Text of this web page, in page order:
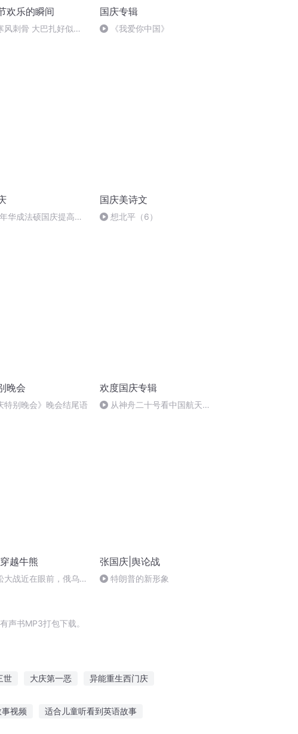
欢乐的瞬间
风刺骨 大巴扎好似温
国庆专辑
《我爱你中国》
华成法硕国庆提高班
国庆美诗文
想北平（6）
晚会
特别晚会》晚会结尾语
欢度国庆专辑
从神舟二十号看中国航天
越牛熊
大战近在眼前，俄乌冲
张国庆|舆论战
特朗普的新形象
声书MP3打包下载。
世 大庆第一恶 异能重生西门庆
视频 适合儿童听看到英语故事